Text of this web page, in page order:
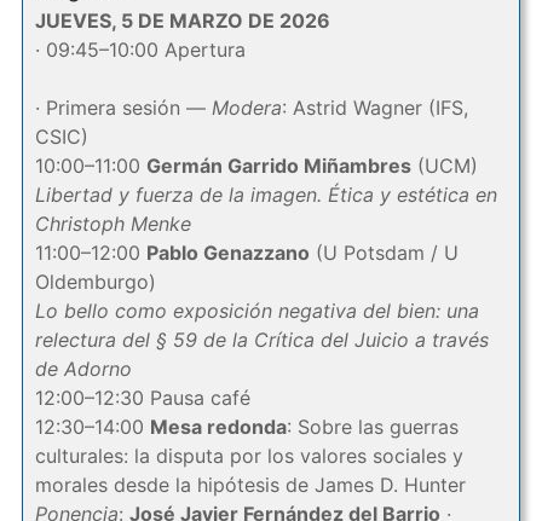
JUEVES, 5 DE MARZO DE 2026
· 09:45–10:00 Apertura
· Primera sesión — Modera: Astrid Wagner (IFS,
CSIC)
10:00–11:00 Germán Garrido Miñambres(UCM)
Libertad y fuerza de la imagen. Ética y estética en
Christoph Menke
11:00–12:00 Pablo Genazzano (U Potsdam / U
Oldemburgo)
Lo bello como exposición negativa del bien: una
relectura del § 59 de la Crítica del Juicio a través
de Adorno
12:00–12:30 Pausa café
12:30–14:00 Mesa redonda: Sobre las guerras
culturales: la disputa por los valores sociales y
morales desde la hipótesis de James D. Hunter
Ponencia: José Javier Fernández del Barrio ·